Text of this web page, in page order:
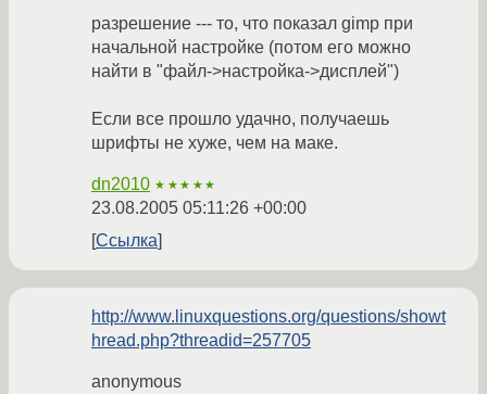
разрешение --- то, что показал gimp при
начальной настройке (потом его можно
найти в "файл->настройка->дисплей")
Если все прошло удачно, получаешь
шрифты не хуже, чем на маке.
dn2010 ★★★★★
23.08.2005 05:11:26 +00:00
Ссылка
http://www.linuxquestions.org/questions/showt
hread.php?threadid=257705
anonymous